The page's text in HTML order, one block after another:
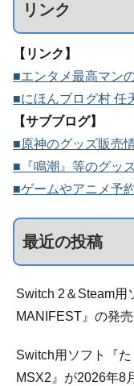
リンク
【リンク】
■エンタメ最高マン
■にほんブログ村 任
【サブブログ】
■原神のグッズ販売
■『鳴潮』等のグッ
■ゲームやアニメ予
最近の投稿
Switch 2＆Steam用
MANIFEST』の発売
Switch用ソフト『
MSX2』が2026年8